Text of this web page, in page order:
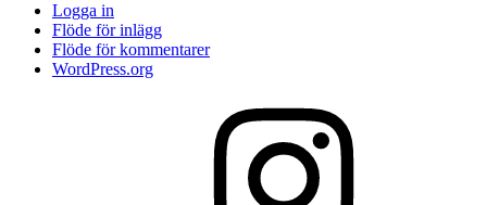
Logga in
Flöde för inlägg
Flöde för kommentarer
WordPress.org